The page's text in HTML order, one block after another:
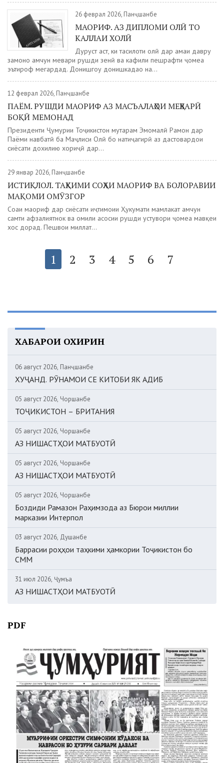
26 феврал 2026, Панҷшанбе
МАОРИФ. АЗ ДИПЛОМИ ОЛӢ ТО
КАЛЛАИ ХОЛӢ
Дуруст аст, ки таҳсилоти олӣ дар ҳамаи давру
замонҳо ҳамчун меҳвари рушди зеҳнӣ ва кафили пешрафти ҷомеа
эътироф мегардад. Донишгоҳу донишкадаҳо на...
12 феврал 2026, Панҷшанбе
ПАЁМ. РУШДИ МАОРИФ АЗ МАСЪАЛАҲОИ МЕҲВАРӢ
БОҚӢ МЕМОНАД
Президенти Ҷумҳурии Тоҷикистон муҳтарам Эмомалӣ Раҳмон дар
Паёми навбатӣ ба Маҷлиси Олӣ бо натиҷагирӣ аз дастовардҳои
сиёсати дохилию хориҷӣ дар...
29 январ 2026, Панҷшанбе
ИСТИҚЛОЛ. ТАҲКИМИ СОҲАИ МАОРИФ ВА БОЛОРАВИИ
МАҚОМИ ОМӮЗГОР
Соҳаи маориф дар сиёсати иҷтимоии Ҳукумати мамлакат ҳамчун
самти афзалиятнок ва омили асосии рушди устувори ҷомеа мавқеи
хос дорад. Пешвои миллат...
1 2 3 4 5 6 7
ХАБАРҲОИ ОХИРИН
06 август 2026, Панҷшанбе
ХУҶАНД. РӮНАМОИ СЕ КИТОБИ ЯК АДИБ
05 август 2026, Чоршанбе
ТОҶИКИСТОН – БРИТАНИЯ
05 август 2026, Чоршанбе
АЗ НИШАСТҲОИ МАТБУОТӢ
05 август 2026, Чоршанбе
АЗ НИШАСТҲОИ МАТБУОТӢ
05 август 2026, Чоршанбе
Боздиди Рамазон Раҳимзода аз Бюрои миллии
марказии Интерпол
03 август 2026, Душанбе
Баррасии роҳҳои таҳкими ҳамкории Тоҷикистон бо
СММ
31 июл 2026, Ҷумъа
АЗ НИШАСТҲОИ МАТБУОТӢ
PDF